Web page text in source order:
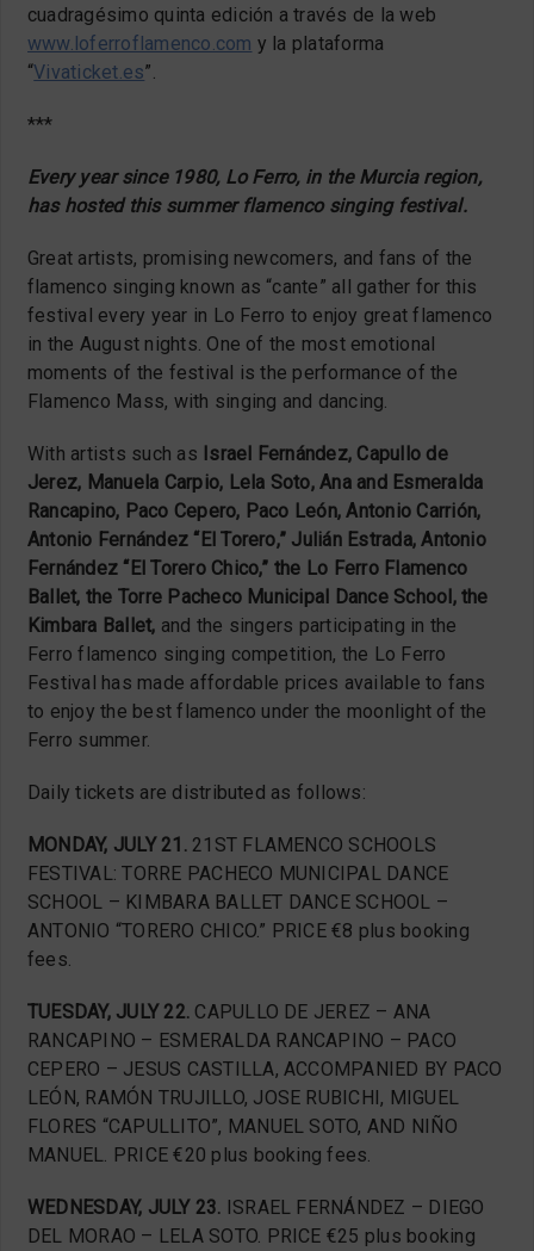
cuadragésimo quinta edición a través de la web
www.loferroflamenco.com y la plataforma
“Vivaticket.es”.
***
Every year since 1980, Lo Ferro, in the Murcia region,
has hosted this summer flamenco singing festival.
Great artists, promising newcomers, and fans of the
flamenco singing known as “cante” all gather for this
festival every year in Lo Ferro to enjoy great flamenco
in the August nights. One of the most emotional
moments of the festival is the performance of the
Flamenco Mass, with singing and dancing.
With artists such as Israel Fernández, Capullo de
Jerez, Manuela Carpio, Lela Soto, Ana and Esmeralda
Rancapino, Paco Cepero, Paco León, Antonio Carrión,
Antonio Fernández “El Torero,” Julián Estrada, Antonio
Fernández “El Torero Chico,” the Lo Ferro Flamenco
Ballet, the Torre Pacheco Municipal Dance School, the
Kimbara Ballet, and the singers participating in the
Ferro flamenco singing competition, the Lo Ferro
Festival has made affordable prices available to fans
to enjoy the best flamenco under the moonlight of the
Ferro summer.
Daily tickets are distributed as follows:
MONDAY, JULY 21.21ST FLAMENCO SCHOOLS
FESTIVAL: TORRE PACHECO MUNICIPAL DANCE
SCHOOL – KIMBARA BALLET DANCE SCHOOL –
ANTONIO “TORERO CHICO.” PRICE €8 plus booking
fees.
TUESDAY, JULY 22. CAPULLO DE JEREZ – ANA
RANCAPINO – ESMERALDA RANCAPINO – PACO
CEPERO – JESUS ​​CASTILLA, ACCOMPANIED BY PACO
LEÓN, RAMÓN TRUJILLO, JOSE RUBICHI, MIGUEL
FLORES “CAPULLITO”, MANUEL SOTO, AND NIÑO
MANUEL. PRICE €20 plus booking fees.
WEDNESDAY, JULY 23. ISRAEL FERNÁNDEZ – DIEGO
DEL MORAO – LELA SOTO. PRICE €25 plus booking